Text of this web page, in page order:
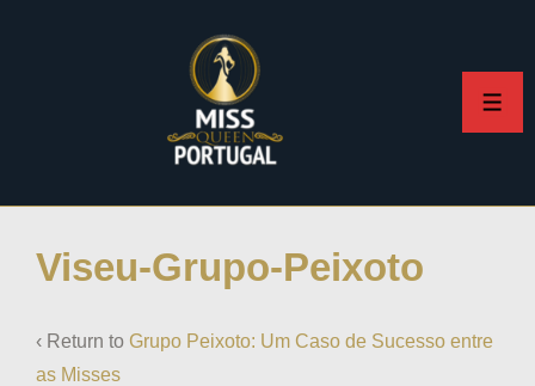
Viseu-Grupo-Peixoto
‹ Return to Grupo Peixoto: Um Caso de Sucesso entre
as Misses